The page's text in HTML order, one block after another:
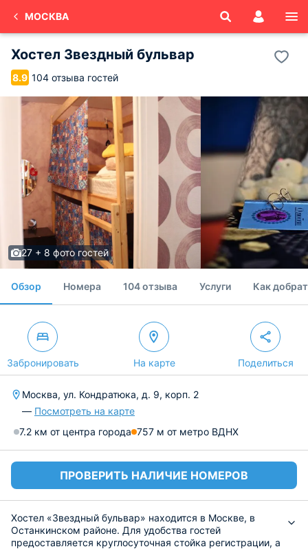
МОСКВА
Хостел Звездный бульвар
8.9 104 отзыва гостей
27 + 8 фото гостей
Обзор Номера 104 отзыва Услуги Как
Забронировать На карте Поделиться
Москва, ул. Кондратюка, д. 9, корп. 2
— Посмотреть на карте
7.2 км от центра города 757 м от метро ВДНХ
ПРОВЕРИТЬ НАЛИЧИЕ НОМЕРОВ
Хостел «Звездный бульвар» находится в Москве, в
Останкинском районе. Для удобства гостей
предоставляется круглосуточная стойка регистрации, а